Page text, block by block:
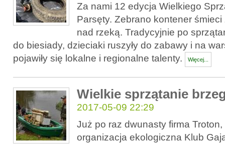
Za nami 12 edycja Wielkiego
Parsęty. Zebrano kontener śmieci
nad rzeką. Tradycyjnie po
do biesiady, dzieciaki ruszyły do zabawy i na
pojawiły się lokalne i regionalne talenty.
Więcej...
Wielkie sprzątanie
2017-05-09 22:29
Już po raz dwunasty firma
organizacja ekologiczna Klub